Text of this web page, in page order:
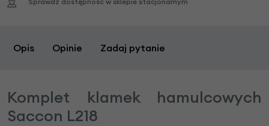
Opis Opinie Zadaj pytanie
Komplet klamek hamulcowych
Saccon L218